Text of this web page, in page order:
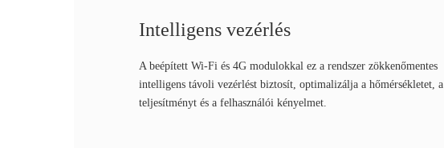
Intelligens vezérlés
A beépített Wi-Fi és 4G modulokkal ez a rendszer zökkenőmentes
intelligens távoli vezérlést biztosít, optimalizálja a hőmérsékletet, a
teljesítményt és a felhasználói kényelmet.